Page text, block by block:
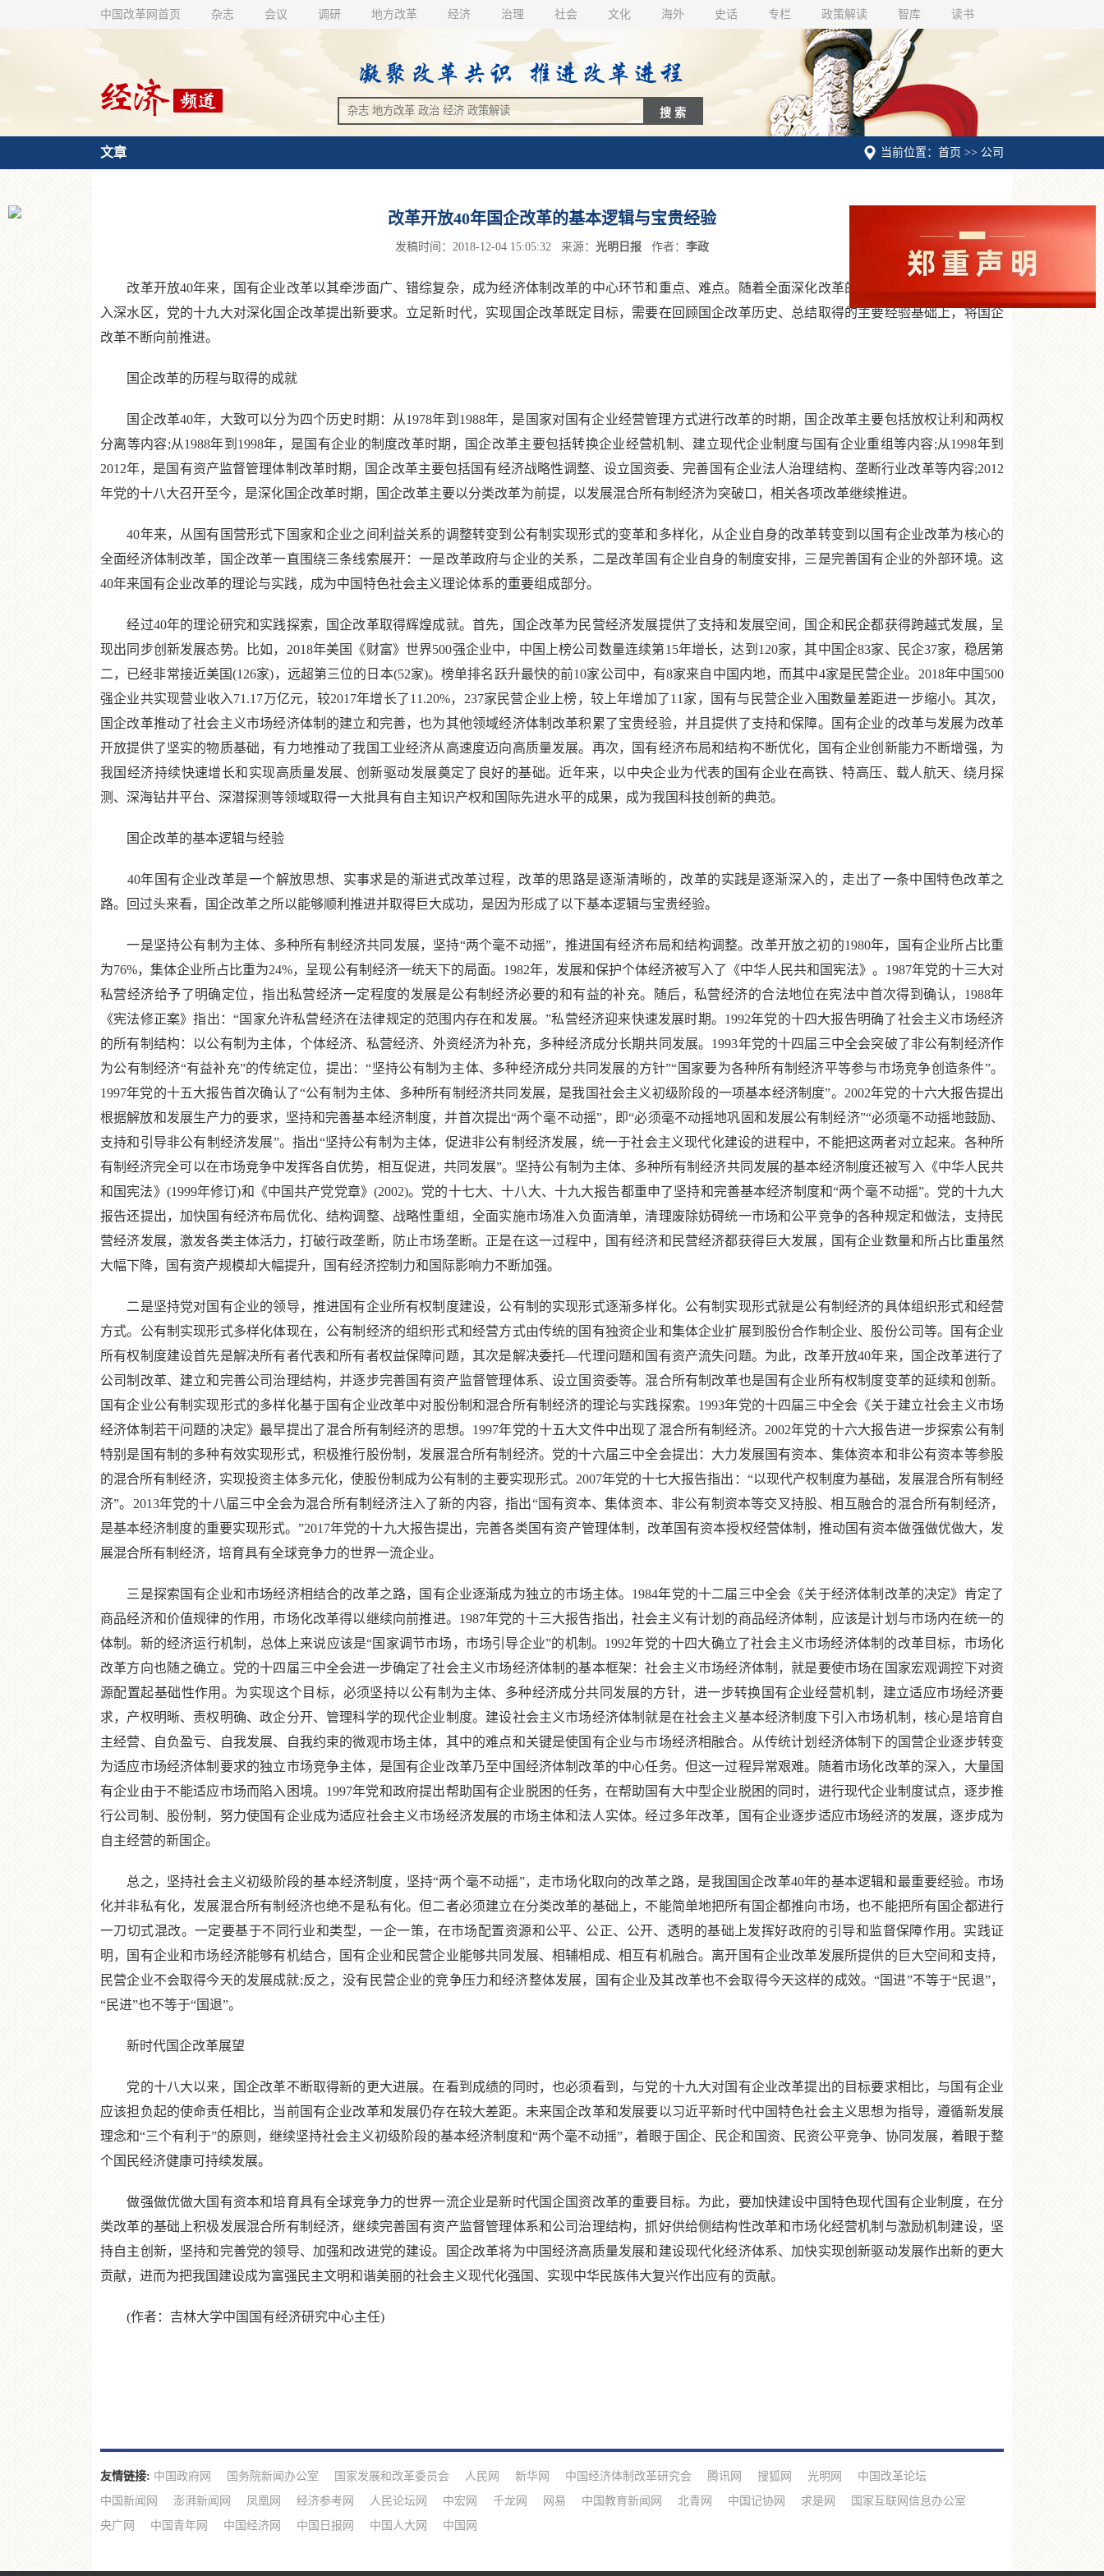
中国改革网首页 杂志 会议 调研 地方改革 经济 治理 社会 文化 海外 史话 专栏 政策解读 智库 读书
当前位置：首页 >> 公司
文章
改革开放40年国企改革的基本逻辑与宝贵经验
发稿时间：2018-12-04 15:05:32 来源： 光明日报 作者： 李政
改革开放40年来，国有企业改革以其牵涉面广、错综复杂，成为经济体制改革的中心环节和重点、难点。随着全面深化改革的推进，国有企业改革也进
入深水区，党的十九大对深化国企改革提出新要求。立足新时代，实现国企改革既定目标，需要在回顾国企改革历史、总结取得的主要经验基础上，将国企
改革不断向前推进。
国企改革的历程与取得的成就
国企改革40年，大致可以分为四个历史时期：从1978年到1988年，是国家对国有企业经营管理方式进行改革的时期，国企改革主要包括放权让利和两权
分离等内容;从1988年到1998年，是国有企业的制度改革时期，国企改革主要包括转换企业经营机制、建立现代企业制度与国有企业重组等内容;从1998年到
2012年，是国有资产监督管理体制改革时期，国企改革主要包括国有经济战略性调整、设立国资委、完善国有企业法人治理结构、垄断行业改革等内容;2012
年党的十八大召开至今，是深化国企改革时期，国企改革主要以分类改革为前提，以发展混合所有制经济为突破口，相关各项改革继续推进。
40年来，从国有国营形式下国家和企业之间利益关系的调整转变到公有制实现形式的变革和多样化，从企业自身的改革转变到以国有企业改革为核心的
全面经济体制改革，国企改革一直围绕三条线索展开：一是改革政府与企业的关系，二是改革国有企业自身的制度安排，三是完善国有企业的外部环境。这
40年来国有企业改革的理论与实践，成为中国特色社会主义理论体系的重要组成部分。
经过40年的理论研究和实践探索，国企改革取得辉煌成就。首先，国企改革为民营经济发展提供了支持和发展空间，国企和民企都获得跨越式发展，呈
现出同步创新发展态势。比如，2018年美国《财富》世界500强企业中，中国上榜公司数量连续第15年增长，达到120家，其中国企83家、民企37家，稳居第
二，已经非常接近美国(126家)，远超第三位的日本(52家)。榜单排名跃升最快的前10家公司中，有8家来自中国内地，而其中4家是民营企业。2018年中国500
强企业共实现营业收入71.17万亿元，较2017年增长了11.20%，237家民营企业上榜，较上年增加了11家，国有与民营企业入围数量差距进一步缩小。其次，
国企改革推动了社会主义市场经济体制的建立和完善，也为其他领域经济体制改革积累了宝贵经验，并且提供了支持和保障。国有企业的改革与发展为改革
开放提供了坚实的物质基础，有力地推动了我国工业经济从高速度迈向高质量发展。再次，国有经济布局和结构不断优化，国有企业创新能力不断增强，为
我国经济持续快速增长和实现高质量发展、创新驱动发展奠定了良好的基础。近年来，以中央企业为代表的国有企业在高铁、特高压、载人航天、绕月探
测、深海钻井平台、深潜探测等领域取得一大批具有自主知识产权和国际先进水平的成果，成为我国科技创新的典范。
国企改革的基本逻辑与经验
40年国有企业改革是一个解放思想、实事求是的渐进式改革过程，改革的思路是逐渐清晰的，改革的实践是逐渐深入的，走出了一条中国特色改革之
路。回过头来看，国企改革之所以能够顺利推进并取得巨大成功，是因为形成了以下基本逻辑与宝贵经验。
一是坚持公有制为主体、多种所有制经济共同发展，坚持“两个毫不动摇”，推进国有经济布局和结构调整。改革开放之初的1980年，国有企业所占比重
为76%，集体企业所占比重为24%，呈现公有制经济一统天下的局面。1982年，发展和保护个体经济被写入了《中华人民共和国宪法》。1987年党的十三大对
私营经济给予了明确定位，指出私营经济一定程度的发展是公有制经济必要的和有益的补充。随后，私营经济的合法地位在宪法中首次得到确认，1988年
《宪法修正案》指出：“国家允许私营经济在法律规定的范围内存在和发展。”私营经济迎来快速发展时期。1992年党的十四大报告明确了社会主义市场经济
的所有制结构：以公有制为主体，个体经济、私营经济、外资经济为补充，多种经济成分长期共同发展。1993年党的十四届三中全会突破了非公有制经济作
为公有制经济“有益补充”的传统定位，提出：“坚持公有制为主体、多种经济成分共同发展的方针”“国家要为各种所有制经济平等参与市场竞争创造条件”。
1997年党的十五大报告首次确认了“公有制为主体、多种所有制经济共同发展，是我国社会主义初级阶段的一项基本经济制度”。2002年党的十六大报告提出
根据解放和发展生产力的要求，坚持和完善基本经济制度，并首次提出“两个毫不动摇”，即“必须毫不动摇地巩固和发展公有制经济”“必须毫不动摇地鼓励、
支持和引导非公有制经济发展”。指出“坚持公有制为主体，促进非公有制经济发展，统一于社会主义现代化建设的进程中，不能把这两者对立起来。各种所
有制经济完全可以在市场竞争中发挥各自优势，相互促进，共同发展”。坚持公有制为主体、多种所有制经济共同发展的基本经济制度还被写入《中华人民共
和国宪法》(1999年修订)和《中国共产党党章》(2002)。党的十七大、十八大、十九大报告都重申了坚持和完善基本经济制度和“两个毫不动摇”。党的十九大
报告还提出，加快国有经济布局优化、结构调整、战略性重组，全面实施市场准入负面清单，清理废除妨碍统一市场和公平竞争的各种规定和做法，支持民
营经济发展，激发各类主体活力，打破行政垄断，防止市场垄断。正是在这一过程中，国有经济和民营经济都获得巨大发展，国有企业数量和所占比重虽然
大幅下降，国有资产规模却大幅提升，国有经济控制力和国际影响力不断加强。
二是坚持党对国有企业的领导，推进国有企业所有权制度建设，公有制的实现形式逐渐多样化。公有制实现形式就是公有制经济的具体组织形式和经营
方式。公有制实现形式多样化体现在，公有制经济的组织形式和经营方式由传统的国有独资企业和集体企业扩展到股份合作制企业、股份公司等。国有企业
所有权制度建设首先是解决所有者代表和所有者权益保障问题，其次是解决委托—代理问题和国有资产流失问题。为此，改革开放40年来，国企改革进行了
公司制改革、建立和完善公司治理结构，并逐步完善国有资产监督管理体系、设立国资委等。混合所有制改革也是国有企业所有权制度变革的延续和创新。
国有企业公有制实现形式的多样化基于国有企业改革中对股份制和混合所有制经济的理论与实践探索。1993年党的十四届三中全会《关于建立社会主义市场
经济体制若干问题的决定》最早提出了混合所有制经济的思想。1997年党的十五大文件中出现了混合所有制经济。2002年党的十六大报告进一步探索公有制
特别是国有制的多种有效实现形式，积极推行股份制，发展混合所有制经济。党的十六届三中全会提出：大力发展国有资本、集体资本和非公有资本等参股
的混合所有制经济，实现投资主体多元化，使股份制成为公有制的主要实现形式。2007年党的十七大报告指出：“以现代产权制度为基础，发展混合所有制经
济”。2013年党的十八届三中全会为混合所有制经济注入了新的内容，指出“国有资本、集体资本、非公有制资本等交叉持股、相互融合的混合所有制经济，
是基本经济制度的重要实现形式。”2017年党的十九大报告提出，完善各类国有资产管理体制，改革国有资本授权经营体制，推动国有资本做强做优做大，发
展混合所有制经济，培育具有全球竞争力的世界一流企业。
三是探索国有企业和市场经济相结合的改革之路，国有企业逐渐成为独立的市场主体。1984年党的十二届三中全会《关于经济体制改革的决定》肯定了
商品经济和价值规律的作用，市场化改革得以继续向前推进。1987年党的十三大报告指出，社会主义有计划的商品经济体制，应该是计划与市场内在统一的
体制。新的经济运行机制，总体上来说应该是“国家调节市场，市场引导企业”的机制。1992年党的十四大确立了社会主义市场经济体制的改革目标，市场化
改革方向也随之确立。党的十四届三中全会进一步确定了社会主义市场经济体制的基本框架：社会主义市场经济体制，就是要使市场在国家宏观调控下对资
源配置起基础性作用。为实现这个目标，必须坚持以公有制为主体、多种经济成分共同发展的方针，进一步转换国有企业经营机制，建立适应市场经济要
求，产权明晰、责权明确、政企分开、管理科学的现代企业制度。建设社会主义市场经济体制就是在社会主义基本经济制度下引入市场机制，核心是培育自
主经营、自负盈亏、自我发展、自我约束的微观市场主体，其中的难点和关键是使国有企业与市场经济相融合。从传统计划经济体制下的国营企业逐步转变
为适应市场经济体制要求的独立市场竞争主体，是国有企业改革乃至中国经济体制改革的中心任务。但这一过程异常艰难。随着市场化改革的深入，大量国
有企业由于不能适应市场而陷入困境。1997年党和政府提出帮助国有企业脱困的任务，在帮助国有大中型企业脱困的同时，进行现代企业制度试点，逐步推
行公司制、股份制，努力使国有企业成为适应社会主义市场经济发展的市场主体和法人实体。经过多年改革，国有企业逐步适应市场经济的发展，逐步成为
自主经营的新国企。
总之，坚持社会主义初级阶段的基本经济制度，坚持“两个毫不动摇”，走市场化取向的改革之路，是我国国企改革40年的基本逻辑和最重要经验。市场
化并非私有化，发展混合所有制经济也绝不是私有化。但二者必须建立在分类改革的基础上，不能简单地把所有国企都推向市场，也不能把所有国企都进行
一刀切式混改。一定要基于不同行业和类型，一企一策，在市场配置资源和公平、公正、公开、透明的基础上发挥好政府的引导和监督保障作用。实践证
明，国有企业和市场经济能够有机结合，国有企业和民营企业能够共同发展、相辅相成、相互有机融合。离开国有企业改革发展所提供的巨大空间和支持，
民营企业不会取得今天的发展成就;反之，没有民营企业的竞争压力和经济整体发展，国有企业及其改革也不会取得今天这样的成效。“国进”不等于“民退”，
“民进”也不等于“国退”。
新时代国企改革展望
党的十八大以来，国企改革不断取得新的更大进展。在看到成绩的同时，也必须看到，与党的十九大对国有企业改革提出的目标要求相比，与国有企业
应该担负起的使命责任相比，当前国有企业改革和发展仍存在较大差距。未来国企改革和发展要以习近平新时代中国特色社会主义思想为指导，遵循新发展
理念和“三个有利于”的原则，继续坚持社会主义初级阶段的基本经济制度和“两个毫不动摇”，着眼于国企、民企和国资、民资公平竞争、协同发展，着眼于整
个国民经济健康可持续发展。
做强做优做大国有资本和培育具有全球竞争力的世界一流企业是新时代国企国资改革的重要目标。为此，要加快建设中国特色现代国有企业制度，在分
类改革的基础上积极发展混合所有制经济，继续完善国有资产监督管理体系和公司治理结构，抓好供给侧结构性改革和市场化经营机制与激励机制建设，坚
持自主创新，坚持和完善党的领导、加强和改进党的建设。国企改革将为中国经济高质量发展和建设现代化经济体系、加快实现创新驱动发展作出新的更大
贡献，进而为把我国建设成为富强民主文明和谐美丽的社会主义现代化强国、实现中华民族伟大复兴作出应有的贡献。
(作者：吉林大学中国国有经济研究中心主任)
友情链接: 中国政府网 国务院新闻办公室 国家发展和改革委员会 人民网 新华网 中国经济体制改革研究会 腾讯网 搜狐网 光明网
中国改革论坛
中国新闻网
澎湃新闻网 凤凰网 经济参考网 人民论坛网 中宏网 千龙网 网易 中国教育新闻网 北青网 中国记协网 求是网
国家互联网信息办公室
央广网
中国青年网 中国经济网 中国日报网 中国人大网 中国网